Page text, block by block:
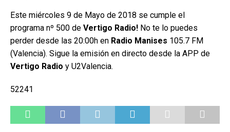
Este miércoles 9 de Mayo de 2018 se cumple el
programa nº 500 de Vertigo Radio! No te lo puedes
perder desde las 20:00h en Radio Manises 105.7 FM
(Valencia). Sigue la emisión en directo desde la APP de
Vertigo Radio y U2Valencia.
52241